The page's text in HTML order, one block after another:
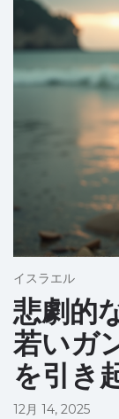
イスラエル
悲劇的
若いガ
を引き
12月 14, 2025